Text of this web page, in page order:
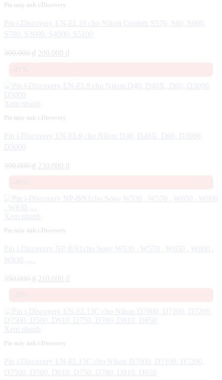
Pin máy ảnh i-Discovery
Pin i-Discovery EN-EL10 cho Nikon Coolpix S570, S60, S600,
S700, S3000, S4000, S5100
300.000₫
Giá
200.000 ₫
200.000 ₫.
Xem nhanh
Pin máy ảnh i-Discovery
Pin i-Discovery EN-EL9 cho Nikon D40, D40X, D60, D3000,
D5000
390.000₫
Giá
230.000 ₫
230.000 ₫.
Xem nhanh
Pin máy ảnh i-Discovery
Pin i-Discovery NP-BN1cho Sony W530 , W570 , W650 , W800 ,
W830 ,…
350.000₫
Giá
210.000 ₫
210.000 ₫.
Xem nhanh
Pin máy ảnh i-Discovery
Pin i-Discovery EN-EL15C cho Nikon D7000, D7100, D7200,
D7500, D500, D610, D750, D780, D810, D850